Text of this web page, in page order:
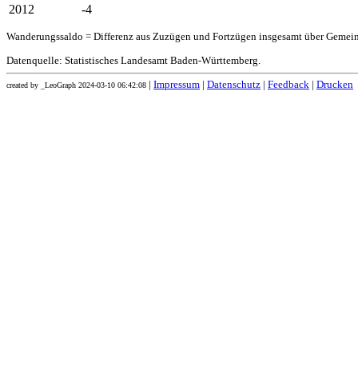
2012
-4
Wanderungssaldo = Differenz aus Zuzügen und Fortzügen insgesamt über
Datenquelle: Statistisches Landesamt Baden-Württemberg.
created by _LeoGraph 2024-03-10 06:42:08 Impressum Datenschutz Feedback Drucken